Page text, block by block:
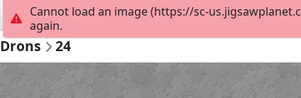
作成
Drons 24
Cannot load an image (https://sc-
again.